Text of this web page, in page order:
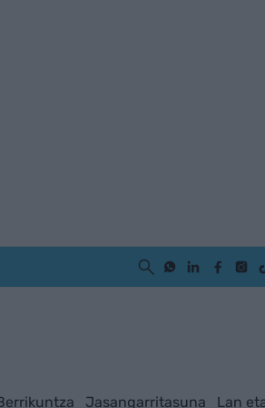
Jasangarritasuna Lan